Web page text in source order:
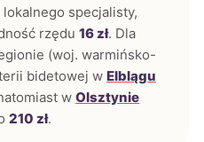
specjalisty,
rzędu 16 zł. Dla
(woj. warmińsko-
bidetowej w Elblągu
w Olsztynie
210 zł.